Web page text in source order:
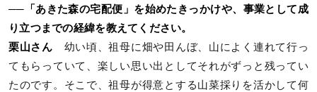
──「あきた森の宅配便」を始めたきっかけや、事業として成
り立つまでの経緯を教えてください。
栗山さん 幼い頃、祖母に畑や田んぼ、山によく連れて行っ
てもらっていて、楽しい思い出としてそれがずっと残ってい
たのです。そこで、祖母が得意とする山菜採りを活かして何